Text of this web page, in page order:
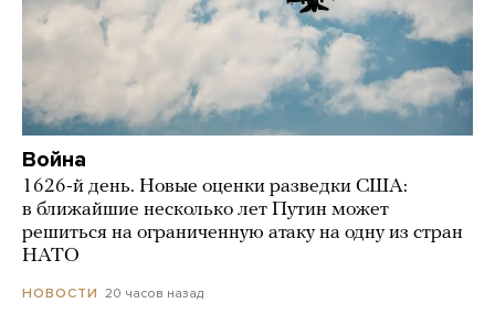
Война
1626-й день. Новые оценки разведки США:
в ближайшие несколько лет Путин может
решиться на ограниченную атаку на одну из стран
НАТО
НОВОСТИ 20 часов назад